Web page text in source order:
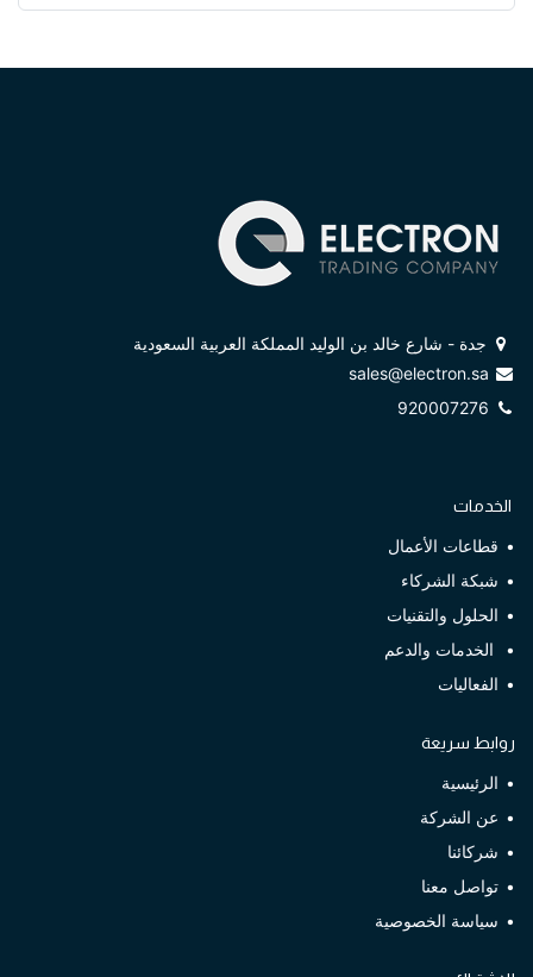
جدة - شارع خالد بن الوليد المملكة العربية السعودية
sales@electron.sa
920007276
الخدمات
قطاعات الأعمال
شبكة الشركاء
الحلول والتقنيات
الخدمات والدعم
الفعاليات
روابط سريعة
الرئيسية
عن الشركة
شركائنا
تواصل معنا
سياسة الخصوصية